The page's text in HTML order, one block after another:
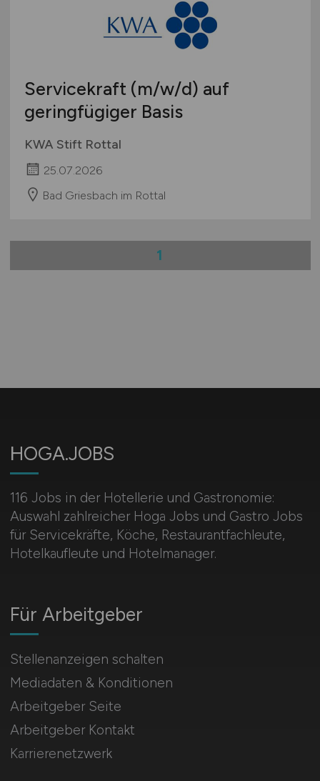
Servicekraft (m/w/d) auf
geringfügiger Basis
KWA Stift Rottal
25.07.2026
Bad Griesbach im Rottal
1
HOGA.JOBS
116 Jobs in der Hotellerie und Gastronomie:
Auswahl zahlreicher Hoga Jobs und Gastro Jobs
für Servicekräfte, Köche, Restaurantfachleute,
Hotelkaufleute und Hotelmanager.
Für Arbeitgeber
Stellenanzeigen schalten
Mediadaten & Konditionen
Arbeitgeber Seite
Arbeitgeber Kontakt
Karrierenetzwerk